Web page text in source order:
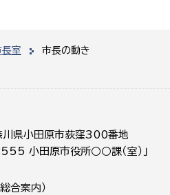
長室
市長の動き
県小田原市荻窪300番地
小田原市役所○○課（室）」
案内）